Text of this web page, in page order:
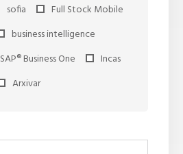
sofia
Full Stock Mobile
business intelligence
SAP® Business One
Incas
Arxivar